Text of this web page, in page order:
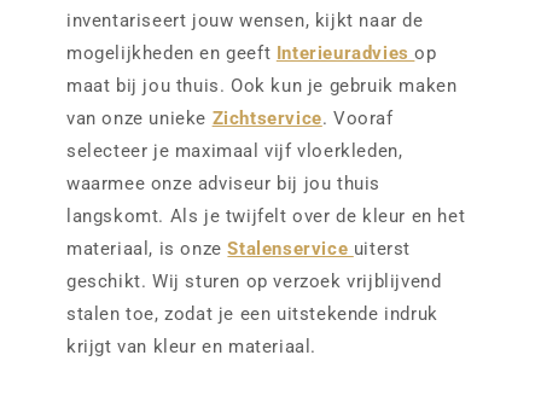
inventariseert jouw wensen, kijkt naar de
mogelijkheden en geeft Interieuradviesop
maat bij jou thuis. Ook kun je gebruik maken
van onze unieke Zichtservice. Vooraf
selecteer je maximaal vijf vloerkleden,
waarmee onze adviseur bij jou thuis
langskomt. Als je twijfelt over de kleur en het
materiaal, is onzeStalenservice uiterst
geschikt. Wij sturen op verzoek vrijblijvend
stalen toe, zodat je een uitstekende indruk
krijgt van kleur en materiaal.